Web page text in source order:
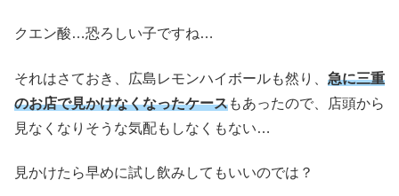
クエン酸…恐ろしい子ですね…
それはさておき、広島レモンハイボールも然り、 急に三重
のお店で見かけなくなったケースもあったので、店頭から
見なくなりそうな気配もしなくもない…
見かけたら早めに試し飲みしてもいいのでは？